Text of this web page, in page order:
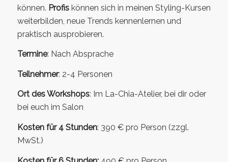
können. Profiskönnen sich in meinen Styling-Kursen
weiterbilden, neue Trends kennenlernen und
praktisch ausprobieren.
Termine: Nach Absprache
Teilnehmer: 2-4 Personen
Ort des Workshops: Im La-Chia-Atelier, bei dir oder
bei euch im Salon
Kosten für 4 Stunden: 390 € pro Person (zzgl.
MwSt.)